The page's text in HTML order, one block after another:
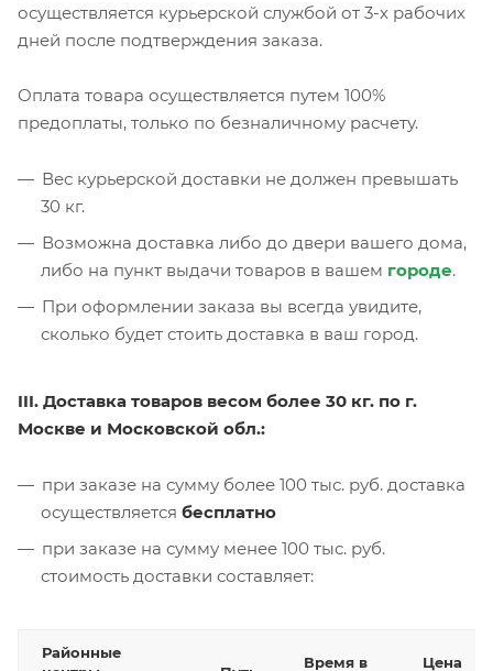
осуществляется курьерской службой от 3-х рабочих
дней после подтверждения заказа.
Оплата товара осуществляется путем 100%
предоплаты, только по безналичному расчету.
Вес курьерской доставки не должен превышать
30 кг.
Возможна доставка либо до двери вашего дома,
либо на пункт выдачи товаров в вашем городе.
При оформлении заказа вы всегда увидите,
сколько будет стоить доставка в ваш город.
III. Доставка товаров весом более 30 кг. по г.
Москве и Московской обл.:
при заказе на сумму более 100 тыс. руб. доставка
осуществляется бесплатно
при заказе на сумму менее 100 тыс. руб.
стоимость доставки составляет:
Районные
Время в Цена